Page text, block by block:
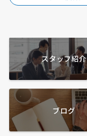
スタッフ紹介
ブログ